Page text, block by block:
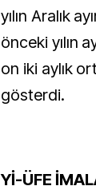
yılın Aralık
önceki yılın
on iki aylık
gösterdi.
Yİ-ÜFE